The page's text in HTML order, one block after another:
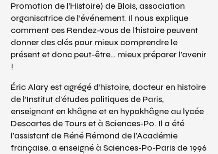
Promotion de l’Histoire) de Blois, association
organisatrice de l’événement. Il nous explique
comment ces Rendez-vous de l’histoire peuvent
donner des clés pour mieux comprendre le
présent et donc peut-être… mieux préparer l’avenir
!
Éric Alary est agrégé d’histoire, docteur en histoire
de l’Institut d’études politiques de Paris,
enseignant en khâgne et en hypokhâgne au lycée
Descartes de Tours et à Sciences-Po. Il a été
l’assistant de Réné Rémond de l’Académie
française, a enseigné à Sciences-Po-Paris de 1996